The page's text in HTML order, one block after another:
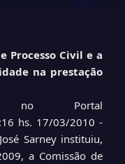
Processo Civil e a
na prestação
no Portal
hs. 17/03/2010 -
Sarney instituiu,
a Comissão de